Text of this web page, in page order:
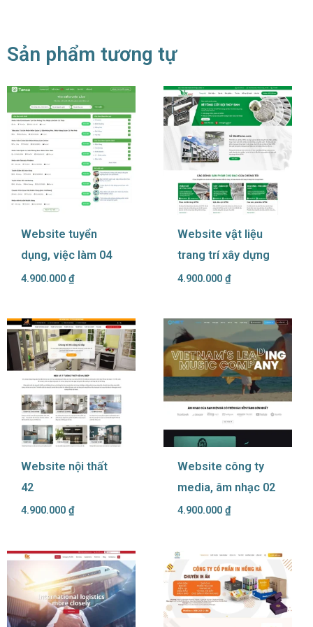
Sản phẩm tương tự
Website tuyển
dụng, việc làm 04
4.900.000 ₫
Website vật liệu
trang trí xây dựng
4.900.000 ₫
Website nội thất
42
4.900.000 ₫
Website công ty
media, âm nhạc 02
4.900.000 ₫